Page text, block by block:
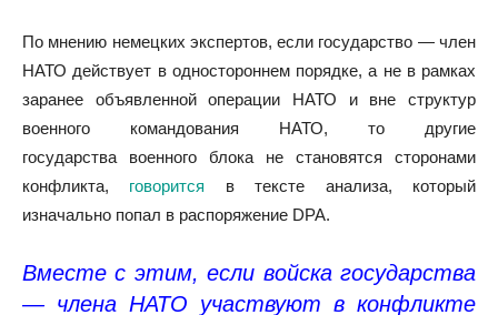
По мнению немецких экспертов, если государство — член
НАТО действует в одностороннем порядке, а не в рамках
заранее объявленной операции НАТО и вне структур
военного командования НАТО, то другие
государства военного блока не становятся сторонами
конфликта, говорится в тексте анализа, который
изначально попал в распоряжение DPA.
Вместе с этим, если войска государства
— члена НАТО участвуют в конфликте